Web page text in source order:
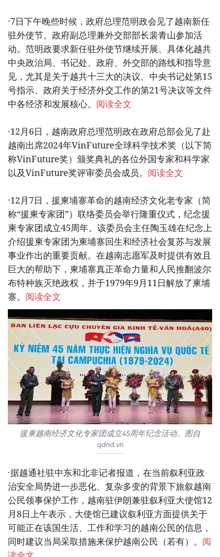
·7日下午晚些时候，政府总理范明政会见了越南新任
驻外使节。政府副总理兼外交部部长裴青山参加活
动。范明政要求新任驻外使节继续开展、具体化越共
中央政治局、书记处、政府、外交部的路线和指导意
见，尤其是关于越共十三大的决议、中央书记处第15
号指示、政府关于经济外交工作的第21号决议等文件
中各经济和发展核心。 阅读全文
·12月6日，越南政府总理范明政在政府总部会见了赴
越南出席2024年VinFuture全球科学技术奖（以下简
称VinFuture奖）颁奖典礼的各位外国专家和科学家
以及VinFuture奖评审委员会成员。 阅读全文
·12月7日，援柬埔寨革命的越南经济文化老专家（简
称“援柬专家团”）联络委员会举行隆重仪式，纪念援
柬专家团成立45周年。该委员会主任陶玉雄在纪念上
介绍援柬专家团为柬埔寨回生和经济社会复苏与发展
事业作出的重要贡献。在越南志愿军及时提供有效且
巨大的帮助下，柬埔寨真正革命力量和人民推翻波尔
布特种族灭绝政权，并于1979年9月11日解放了柬埔
寨。 阅读全文
援柬越南经济文化专家团成立45周年纪念活动。图自
qdnd.vn
·据越通社驻中东和北非记者报道，在当前叙利亚政
治安全局势进一步恶化、复杂多变的背景下旅叙越南
公民领事保护工作，越南驻伊朗兼驻叙利亚大使馆12
月8日上午表示，大使馆已建议叙利亚方面提供关于
可能正在该国生活、工作和学习的越南公民的信息，
同时建议当局采取措施来保护越南公民（若有）。 阅